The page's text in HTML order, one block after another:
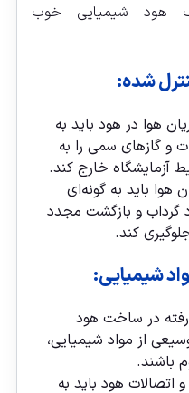
هود شیمیایی خوب
هوا در هود باید به
و گازهای سمی را به
آزمایشگاه خارج کند.
هوا باید به گونه‌ای
گرداب و بازگشت مجدد
کند.
رفته در ساخت هود
از مواد شیمیایی،
باشند.
و اتصالات هود باید به